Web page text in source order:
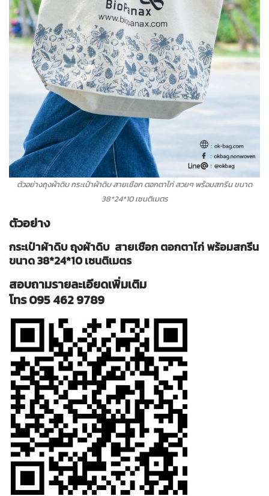
ตัวอย่างถุงผ้าดิบ กระเป๋าผ้าดิบ สายเชือก ตอกตาไก่ สวยๆ พร้อมสกรีน ขนาด
38*24*10 เซนติเมตร
ตัวอย่าง
กระเป๋าผ้าดิบ ถุงผ้าดิบ สายเชือก ตอกตาไก่ พร้อมสกรีน
ขนาด 38*24*10 เซนติเมตร
สอบถามรายละเอียดเพิ่มเติม
โทร 095 462 9789